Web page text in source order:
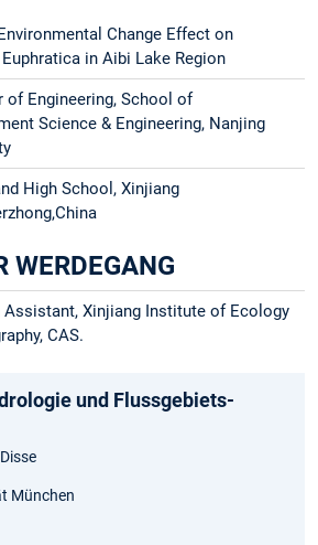
Change Effect on
in Aibi Lake Region
of Engineering, School of
Science & Engineering, Nanjing
High School, Xinjiang
WERDEGANG
Assistant, Xinjiang Institute of Ecology
CAS.
und Flussgebiets­
München